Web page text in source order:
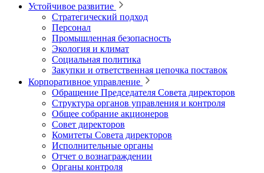
Устойчивое развитие
Стратегический подход
Персонал
Промышленная безопасность
Экология и климат
Социальная политика
Закупки и ответственная цепочка поставок
Корпоративное управление
Обращение Председателя Совета директоров
Структура органов управления и контроля
Общее собрание акционеров
Совет директоров
Комитеты Совета директоров
Исполнительные органы
Отчет о вознаграждении
Органы контроля